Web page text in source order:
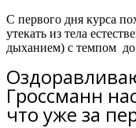
С первого дня курса
утекать из тела
дыханием) с темпом
Гроссманн
что уже за